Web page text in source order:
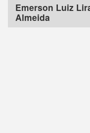
Emerson Luiz
Almeida